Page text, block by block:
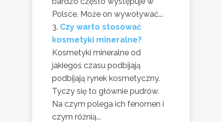
Polsce. Może on wywoływać...
Czy warto stosować
kosmetyki mineralne?
Kosmetyki mineralne od
jakiegoś czasu podbijają
podbijają rynek kosmetyczny.
Tyczy się to głównie pudrów.
Na czym polega ich fenomen i
czym różnią...